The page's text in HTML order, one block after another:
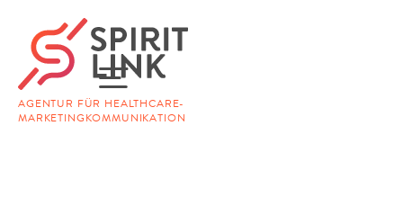
AGENTUR FÜR HEALTHCARE-
MARKETINGKOMMUNIKATION